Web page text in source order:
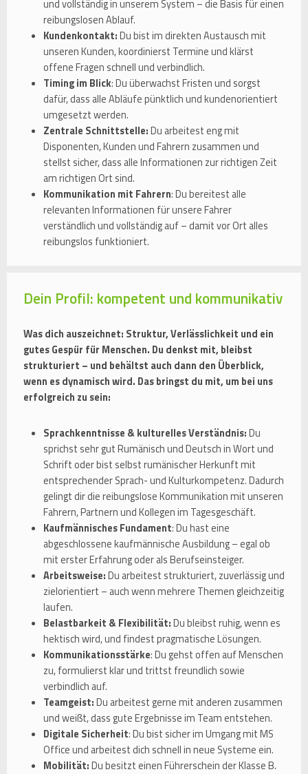
und vollständig in unserem System – die Basis für einen
reibungslosen Ablauf.
Kundenkontakt:Du bist im direkten Austausch mit
unseren Kunden, koordinierst Termine und klärst
offene Fragen schnell und verbindlich.
Timing im Blick: Du überwachst Fristen und sorgst
dafür, dass alle Abläufe pünktlich und kundenorientiert
umgesetzt werden.
Zentrale Schnittstelle:Du arbeitest eng mit
Disponenten, Kunden und Fahrern zusammen und
stellst sicher, dass alle Informationen zur richtigen Zeit
am richtigen Ort sind.
Kommunikation mit Fahrern: Du bereitest alle
relevanten Informationen für unsere Fahrer
verständlich und vollständig auf – damit vor Ort alles
reibungslos funktioniert.
Dein Profil: kompetent und kommunikativ
Was dich auszeichnet: Struktur, Verlässlichkeit und ein
gutes Gespür für Menschen. Du denkst mit, bleibst
strukturiert – und behältst auch dann den Überblick,
wenn es dynamisch wird. Das bringst du mit, um bei uns
erfolgreich zu sein:
Sprachkenntnisse & kulturelles Verständnis:Du
sprichst sehr gut Rumänisch und Deutsch in Wort und
Schrift oder bist selbst rumänischer Herkunft mit
entsprechender Sprach- und Kulturkompetenz. Dadurch
gelingt dir die reibungslose Kommunikation mit unseren
Fahrern, Partnern und Kollegen im Tagesgeschäft.
Kaufmännisches Fundament: Du hast eine
abgeschlossene kaufmännische Ausbildung – egal ob
mit erster Erfahrung oder als Berufseinsteiger.
Arbeitsweise:Du arbeitest strukturiert, zuverlässig und
zielorientiert – auch wenn mehrere Themen gleichzeitig
laufen.
Belastbarkeit & Flexibilität:Du bleibst ruhig, wenn es
hektisch wird, und findest pragmatische Lösungen.
Kommunikationsstärke: Du gehst offen auf Menschen
zu, formulierst klar und trittst freundlich sowie
verbindlich auf.
Teamgeist:Du arbeitest gerne mit anderen zusammen
und weißt, dass gute Ergebnisse im Team entstehen.
Digitale Sicherheit: Du bist sicher im Umgang mit MS
Office und arbeitest dich schnell in neue Systeme ein.
Mobilität:Du besitzt einen Führerschein der Klasse B.